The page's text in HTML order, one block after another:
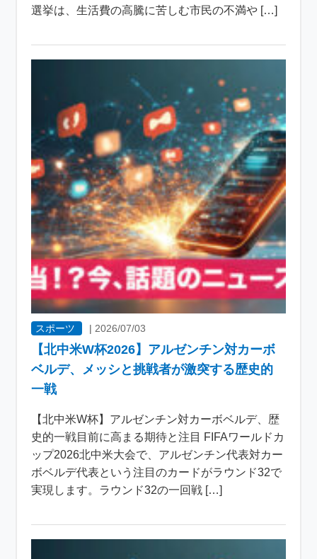
選挙は、生活費の高騰に苦しむ市民の不満や […]
スポーツ |2026/07/03
【北中米W杯2026】アルゼンチン対カーボ
ベルデ、メッシと挑戦者が激突する歴史的
一戦
【北中米W杯】アルゼンチン対カーボベルデ、歴
史的一戦目前に高まる期待と注目 FIFAワールドカ
ップ2026北中米大会で、アルゼンチン代表対カー
ボベルデ代表という注目のカードがラウンド32で
実現します。ラウンド32の一回戦 […]